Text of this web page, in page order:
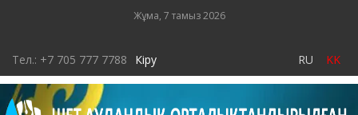
Жұма, 7 тамыз 2026
Тел.: +7 705 777 7788 Кіру RU KK